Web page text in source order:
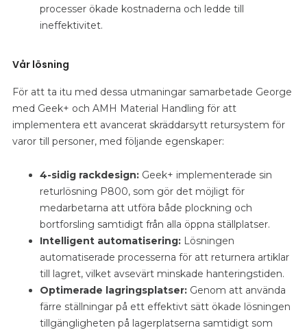
processer ökade kostnaderna och ledde till
ineffektivitet.
Vår lösning
För att ta itu med dessa utmaningar samarbetade George
med Geek+ och AMH Material Handling för att
implementera ett avancerat skräddarsytt retursystem för
varor till personer, med följande egenskaper:
4-sidig rackdesign: Geek+ implementerade sin
returlösning P800, som gör det möjligt för
medarbetarna att utföra både plockning och
bortforsling samtidigt från alla öppna ställplatser.
Intelligent automatisering: Lösningen
automatiserade processerna för att returnera artiklar
till lagret, vilket avsevärt minskade hanteringstiden.
Optimerade lagringsplatser: Genom att använda
färre ställningar på ett effektivt sätt ökade lösningen
tillgängligheten på lagerplatserna samtidigt som